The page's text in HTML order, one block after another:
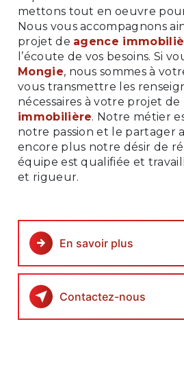
mettons tout en oeuvre
Nous vous accompagnons
projet de agence
l’écoute de vos besoins. Si
Mongie, nous sommes à
vous transmettre les
nécessaires à votre projet de
immobilière. Notre métier
notre passion et le partager
encore plus notre désir de
équipe est qualifiée et
et rigueur.
En savoir plus
Contactez-nous